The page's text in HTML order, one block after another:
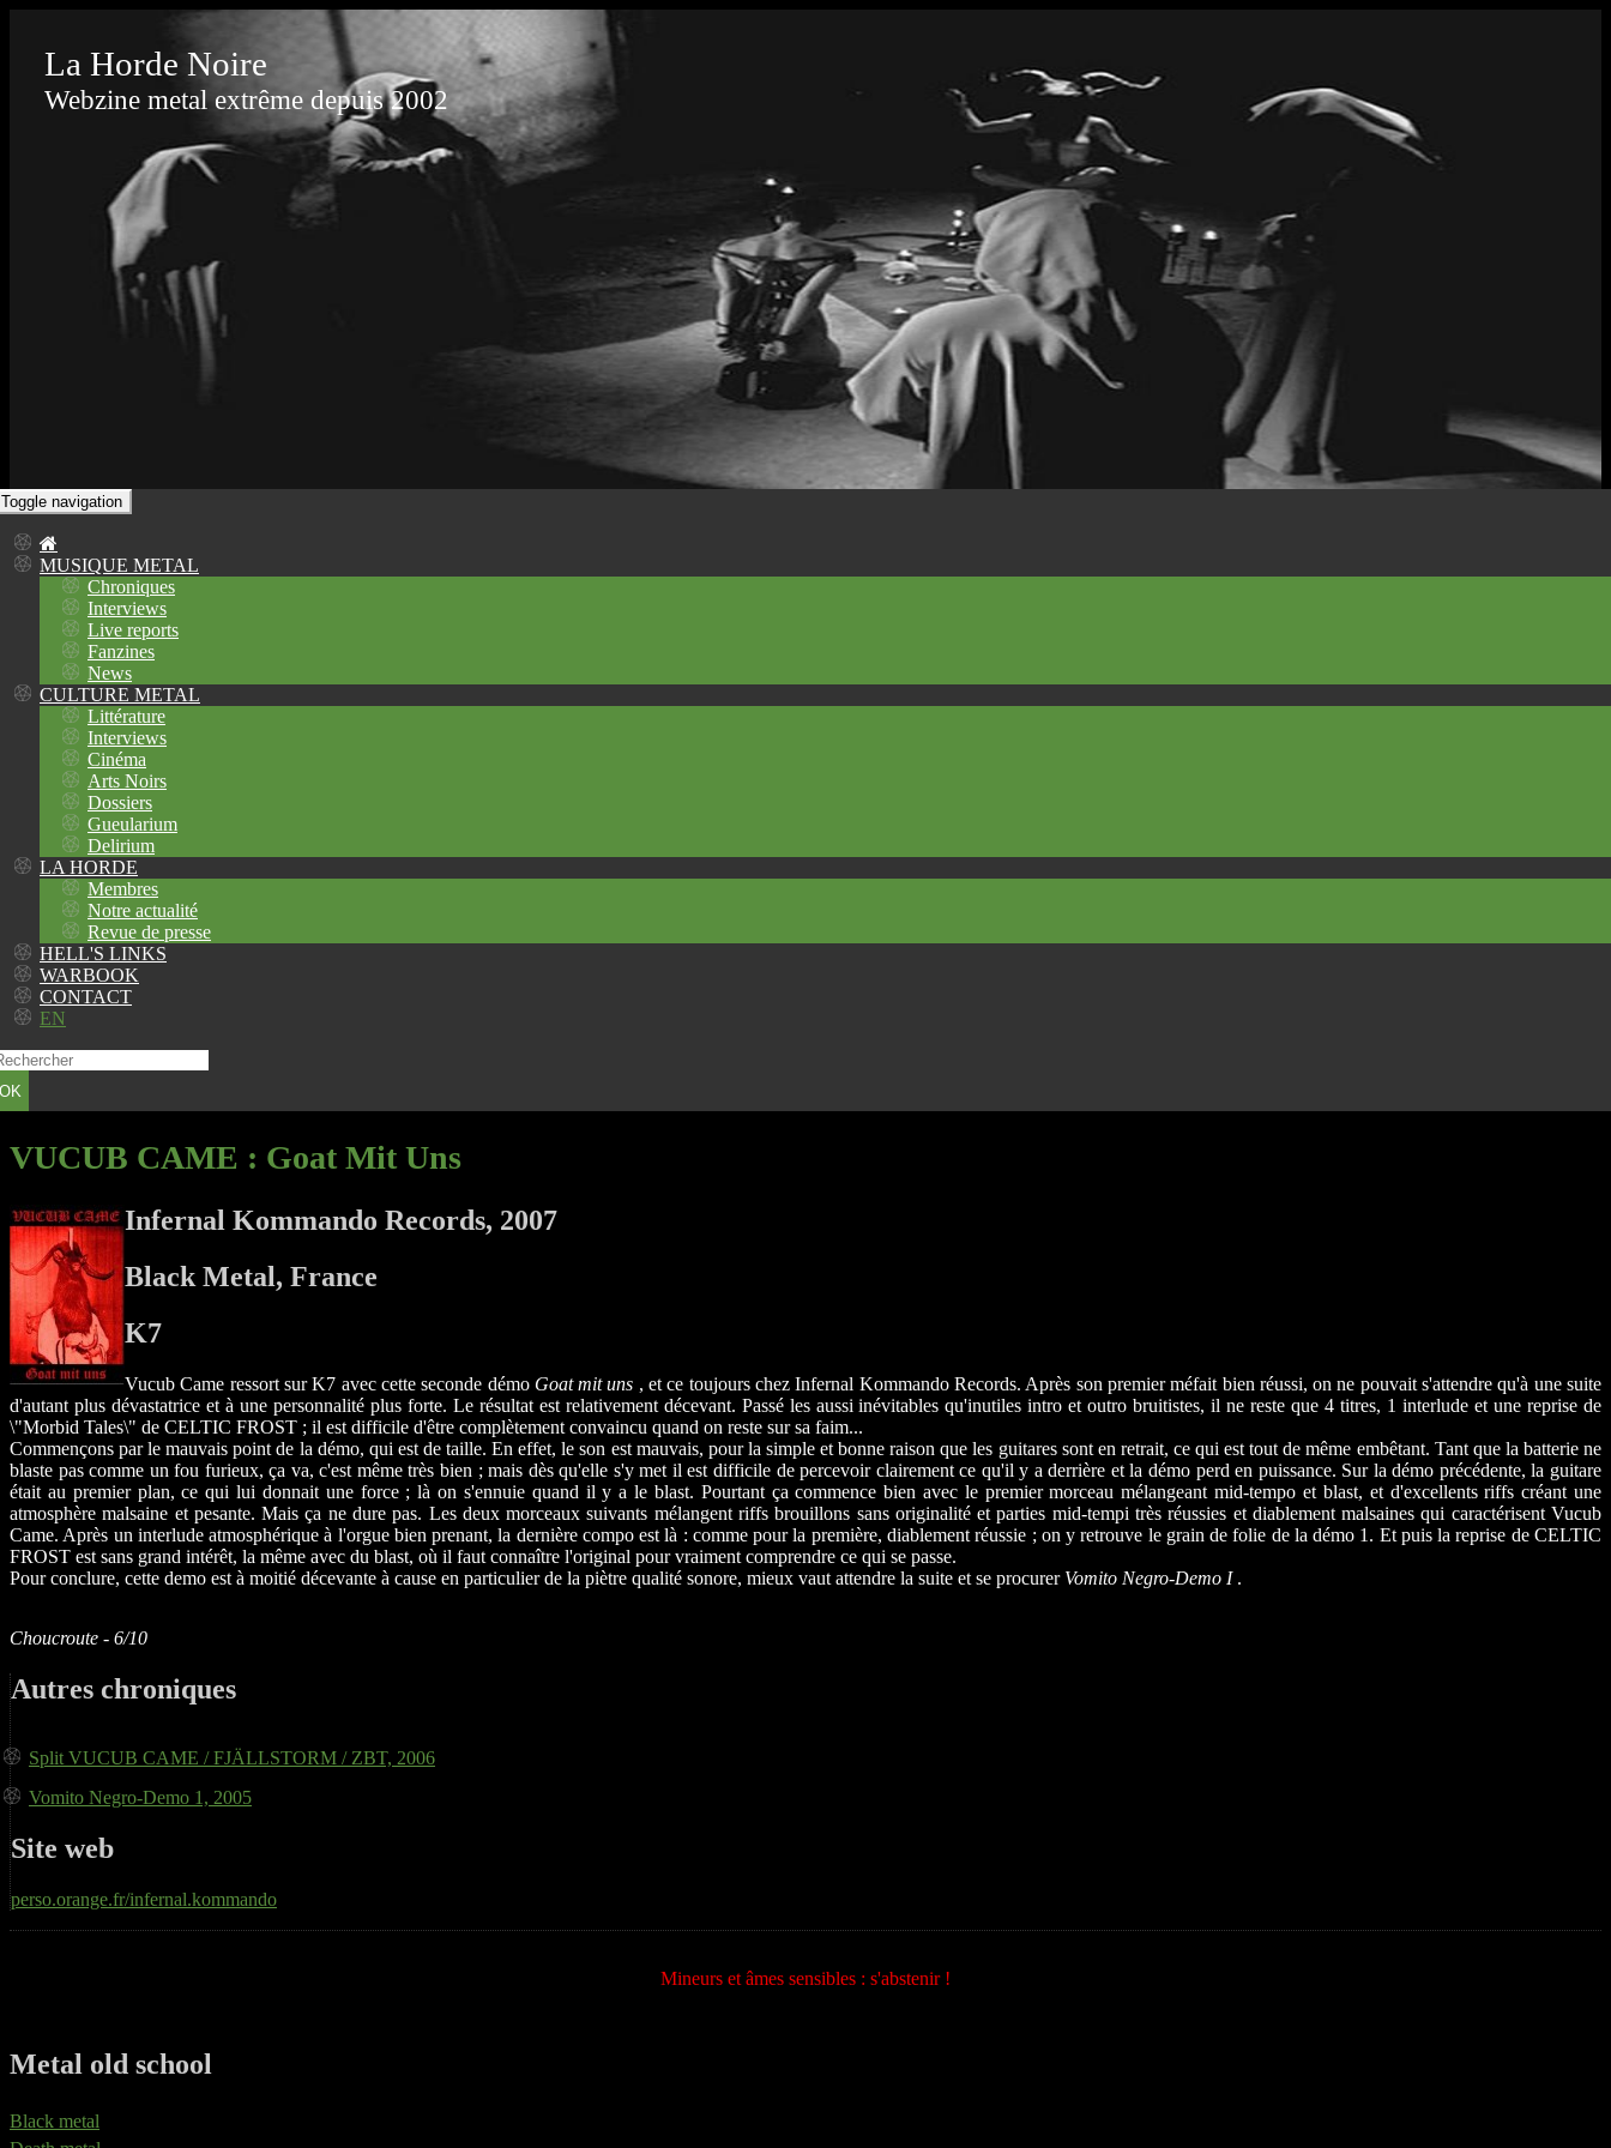
La Horde Noire
Webzine metal extrême depuis 2002
Toggle navigation
MUSIQUE METAL
Chroniques
Interviews
Live reports
Fanzines
News
CULTURE METAL
Littérature
Interviews
Cinéma
Arts Noirs
Dossiers
Gueularium
Delirium
LA HORDE
Membres
Notre actualité
Revue de presse
HELL'S LINKS
WARBOOK
CONTACT
EN
OK
VUCUB CAME : Goat Mit Uns
Infernal Kommando Records, 2007
Black Metal, France
K7
Vucub Came ressort sur K7 avec cette seconde démo Goat mit uns , et ce toujours chez Infernal Kommando Records. Après son premier méfait bien réussi, on ne pouvait s'attendre qu'à une suite
d'autant plus dévastatrice et à une personnalité plus forte. Le résultat est relativement décevant. Passé les aussi inévitables qu'inutiles intro et outro bruitistes, il ne reste que 4 titres, 1 interlude et une reprise de
\"Morbid Tales\" de CELTIC FROST ; il est difficile d'être complètement convaincu quand on reste sur sa faim...
Commençons par le mauvais point de la démo, qui est de taille. En effet, le son est mauvais, pour la simple et bonne raison que les guitares sont en retrait, ce qui est tout de même embêtant. Tant que la batterie ne
blaste pas comme un fou furieux, ça va, c'est même très bien ; mais dès qu'elle s'y met il est difficile de percevoir clairement ce qu'il y a derrière et la démo perd en puissance. Sur la démo précédente, la guitare
était au premier plan, ce qui lui donnait une force ; là on s'ennuie quand il y a le blast. Pourtant ça commence bien avec le premier morceau mélangeant mid-tempo et blast, et d'excellents riffs créant une
atmosphère malsaine et pesante. Mais ça ne dure pas. Les deux morceaux suivants mélangent riffs brouillons sans originalité et parties mid-tempi très réussies et diablement malsaines qui caractérisent Vucub
Came. Après un interlude atmosphérique à l'orgue bien prenant, la dernière compo est là : comme pour la première, diablement réussie ; on y retrouve le grain de folie de la démo 1. Et puis la reprise de CELTIC
FROST est sans grand intérêt, la même avec du blast, où il faut connaître l'original pour vraiment comprendre ce qui se passe.
Pour conclure, cette demo est à moitié décevante à cause en particulier de la piètre qualité sonore, mieux vaut attendre la suite et se procurer Vomito Negro-Demo I.
Choucroute - 6/10
Autres chroniques
Split VUCUB CAME / FJÄLLSTORM / ZBT, 2006
Vomito Negro-Demo 1, 2005
Site web
perso.orange.fr/infernal.kommando
Mineurs et âmes sensibles : s'abstenir !
Metal old school
Black metal